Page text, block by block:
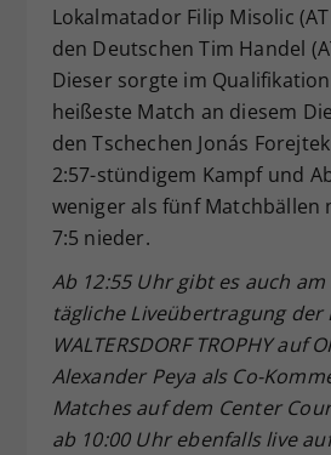
Lokalmatador Filip Misolic
den Deutschen Tim Handel
Dieser sorgte im
heißeste Match an diesem
den Tschechen Jonás
2:57-stündigem Kampf und
weniger als fünf Matchbällen
7:5 nieder.
Ab 12:55 Uhr gibt es auch
tägliche Liveübertragung der
WALTERSDORF TROPHY auf
Alexander Peya als Co-
Matches auf dem Center
ab 10:00 Uhr ebenfalls live